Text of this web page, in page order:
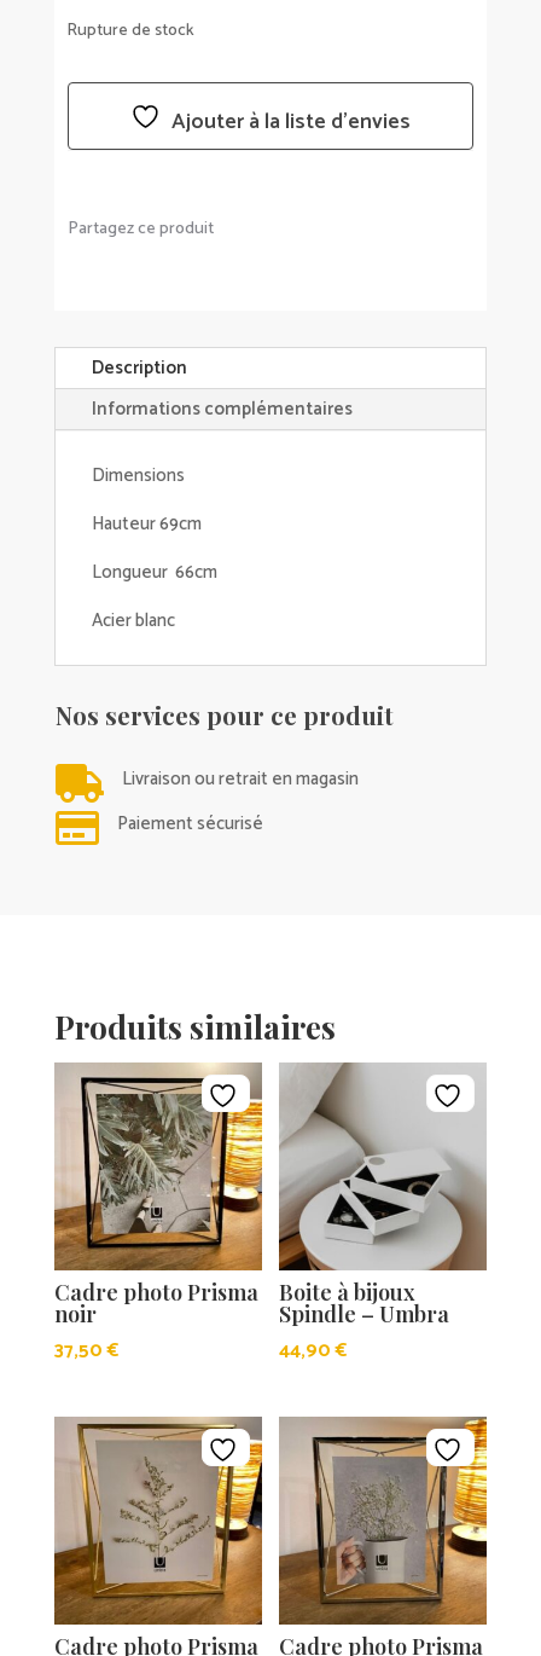
Rupture de stock
Ajouter à la liste d’envies
Partagez ce produit
Description
Informations complémentaires
Dimensions
Hauteur 69cm
Longueur 66cm
Acier blanc
Nos services pour ce produit
 Livraison ou retrait en magasin
 Paiement sécurisé
Produits similaires
Cadre photo Prisma
noir
37,50€
Boite à bijoux
Spindle – Umbra
44,90€
Cadre photo Prisma Cadre photo Prisma